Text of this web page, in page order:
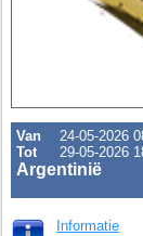
Van
24-05-2026
Tot
29-05-2026
Argentinië
Informatie